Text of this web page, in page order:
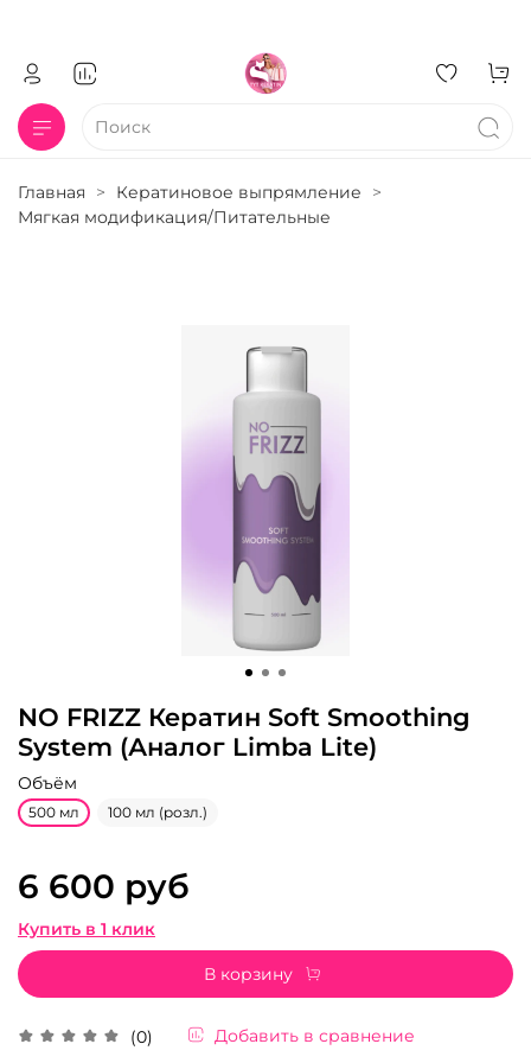
Главная
Кератиновое выпрямление
Мягкая модификация/Питательные
NO FRIZZ Кератин Soft Smoothing
System (Аналог Limba Lite)
(0) Добавить в сравнение
Объём
500 мл 100 мл (розл.)
6 600 руб
Купить в 1 клик
В корзину